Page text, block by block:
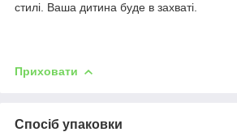
стилі. Ваша дитина буде в захваті.
Приховати
Спосіб упаковки